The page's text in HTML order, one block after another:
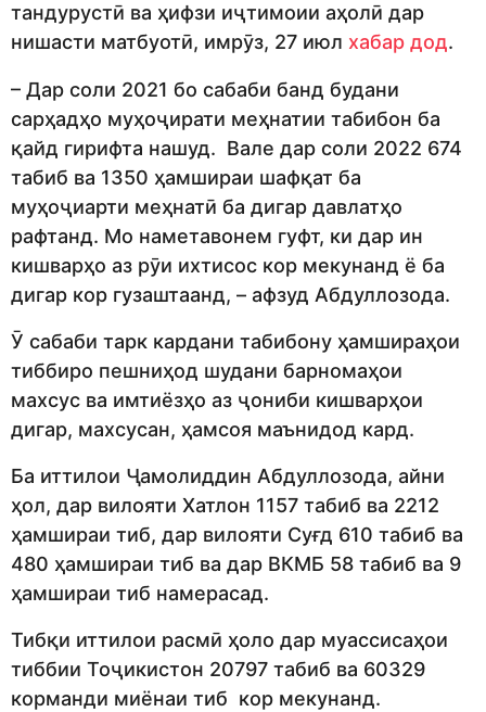
тандурустӣ ва ҳифзи иҷтимоии аҳолӣ дар
нишасти матбуотӣ, имрӯз, 27 июл хабар дод.
– Дар соли 2021 бо сабаби банд будани
сарҳадҳо муҳоҷирати меҳнатии табибон ба
қайд гирифта нашуд. Вале дар соли 2022 674
табиб ва 1350 ҳамшираи шафқат ба
муҳоҷиарти меҳнатӣ ба дигар давлатҳо
рафтанд. Мо наметавонем гуфт, ки дар ин
кишварҳо аз рӯи ихтисос кор мекунанд ё ба
дигар кор гузаштаанд, – афзуд Абдуллозода.
Ӯ сабаби тарк кардани табибону ҳамшираҳои
тиббиро пешниҳод шудани барномаҳои
махсус ва имтиёзҳо аз ҷониби кишварҳои
дигар, махсусан, ҳамсоя маънидод кард.
Ба иттилои Ҷамолиддин Абдуллозода, айни
ҳол, дар вилояти Хатлон 1157 табиб ва 2212
ҳамшираи тиб, дар вилояти Суғд 610 табиб ва
480 ҳамшираи тиб ва дар ВКМБ 58 табиб ва 9
ҳамшираи тиб намерасад.
Тибқи иттилои расмӣ ҳоло дар муассисаҳои
тиббии Тоҷикистон 20797 табиб ва 60329
корманди миёнаи тиб кор мекунанд.